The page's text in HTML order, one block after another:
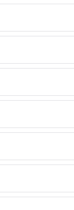
در صورت
گیرد. پر کردن بیش